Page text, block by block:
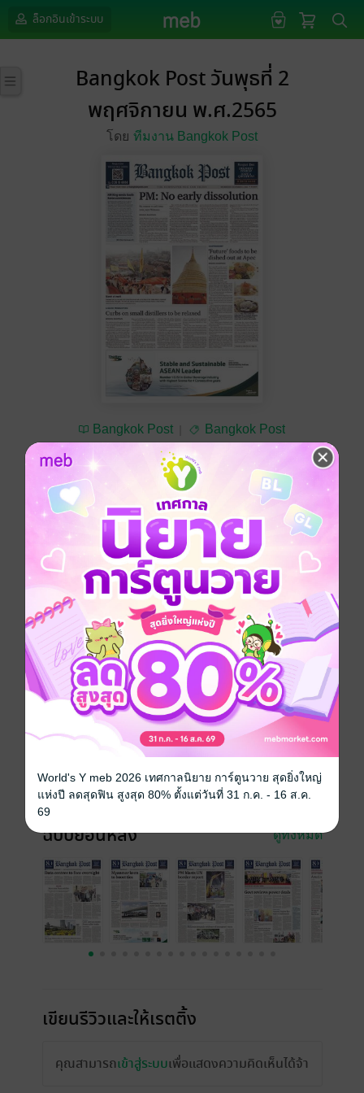
ล็อกอินเข้าระบบ
Bangkok Post วันพุธที่ 2
พฤศจิกายน พ.ศ.2565
โดย ทีมงาน Bangkok Post
Bangkok Post Bangkok Post
ซื้อ 30 บาท
No Rating
อยากได้ ซื้อเป็นของขวัญ ติดตาม แชร์
Bangkok Post วันพุธที่ 2 พฤศจิกายน พ.ศ.2565
ประเภทไฟล์ pdf
วันที่วางขาย 01 พฤศจิกายน 2565
28 หน้า
ราคาปก 30 บาท
ฉบับย้อนหลัง ดูทั้งหมด
เขียนรีวิวและให้เรตติ้ง
คุณสามารถเข้าสู่ระบบเพื่อแสดงความคิดเห็นได้จ้า
World's Y meb 2026 เทศกาลนิยาย การ์ตูนวาย สุดยิ่งใหญ่
แห่งปี ลดสุดฟิน สูงสุด 80% ตั้งแต่วันที่ 31 ก.ค. - 16 ส.ค.
69